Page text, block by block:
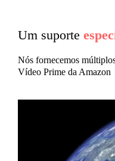
Um suporte
Nós fornecemos
Vídeo Prime da Amazon